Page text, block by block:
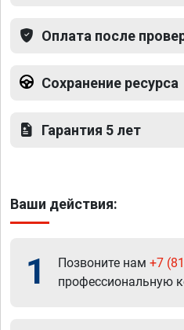
Оплата после
Сохранение ресурса
Гарантия 5 лет
Ваши действия:
1 Позвоните нам +7
профессиональную